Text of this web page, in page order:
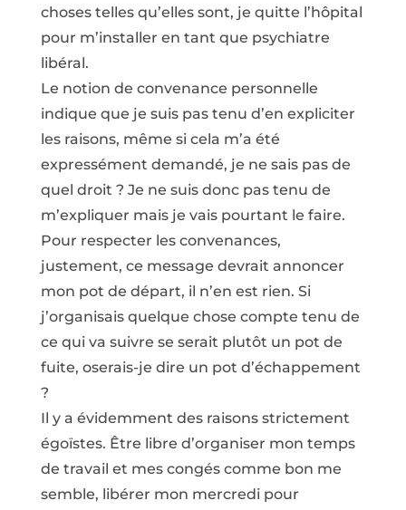
choses telles qu’elles sont, je quitte l’hôpital
pour m’installer en tant que psychiatre
libéral.
Le notion de convenance personnelle
indique que je suis pas tenu d’en expliciter
les raisons, même si cela m’a été
expressément demandé, je ne sais pas de
quel droit ? Je ne suis donc pas tenu de
m’expliquer mais je vais pourtant le faire.
Pour respecter les convenances,
justement, ce message devrait annoncer
mon pot de départ, il n’en est rien. Si
j’organisais quelque chose compte tenu de
ce qui va suivre se serait plutôt un pot de
fuite, oserais-je dire un pot d’échappement
?
Il y a évidemment des raisons strictement
égoïstes. Être libre d’organiser mon temps
de travail et mes congés comme bon me
semble, libérer mon mercredi pour